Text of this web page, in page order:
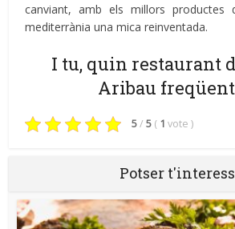
canviant, amb els millors productes
mediterrània una mica reinventada.
I tu, quin restaurant
Aribau
5/ 5 ( 1 vote )
Potser